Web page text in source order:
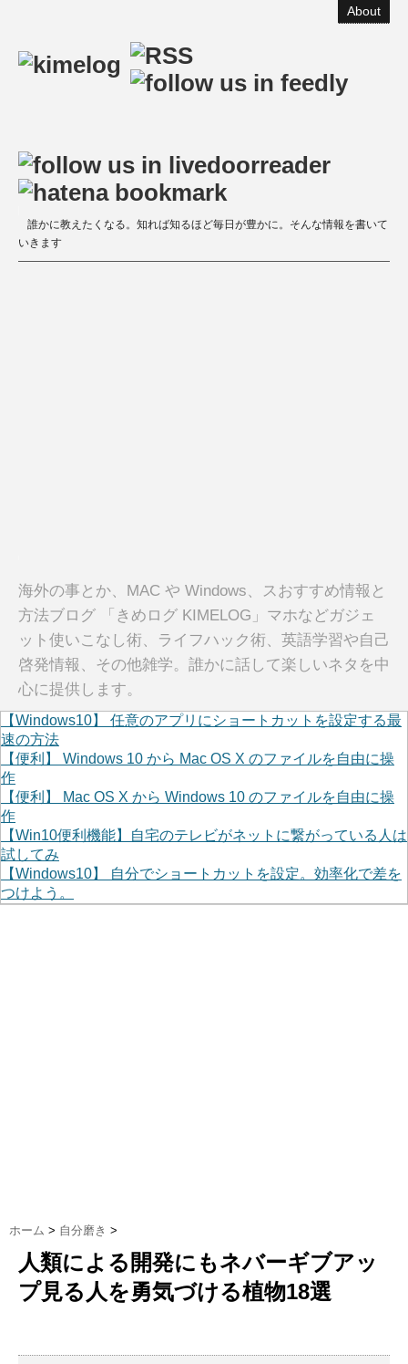
About
誰かに教えたくなる。知れば知るほど毎日が豊かに。そんな情報を書いて
いきます
海外の事とか、MAC や Windows、スおすすめ情報と
方法ブログ 「きめログ KIMELOG」マホなどガジェ
ット使いこなし術、ライフハック術、英語学習や自己
啓発情報、その他雑学。誰かに話して楽しいネタを中
心に提供します。
【Windows10】 任意のアプリにショートカットを設定する最
速の方法
【便利】 Windows 10 から Mac OS X のファイルを自由に操
作
【便利】 Mac OS X から Windows 10 のファイルを自由に操
作
【Win10便利機能】自宅のテレビがネットに繋がっている人は
試してみ
【Windows10】 自分でショートカットを設定。効率化で差を
つけよう。
ホーム > 自分磨き >
人類による開発にもネバーギブアッ
プ見る人を勇気づける植物18選